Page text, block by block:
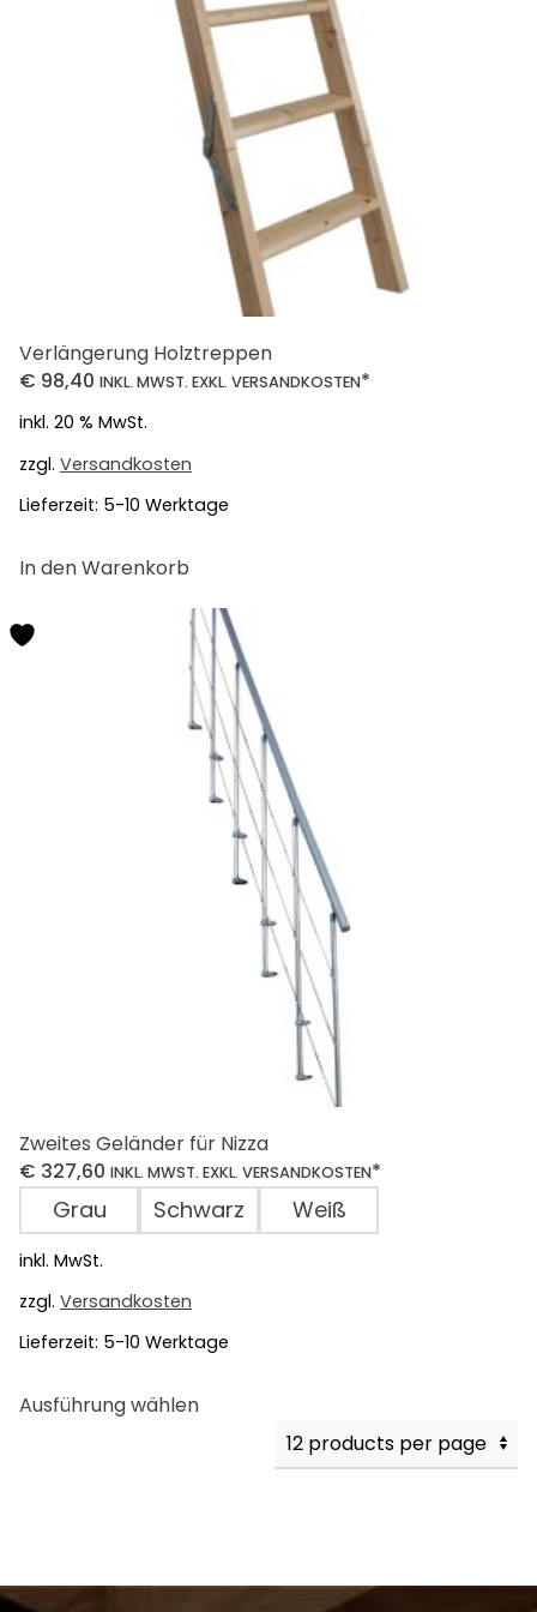
Verlängerung Holztreppen
€ 98,40 INKL. MWST. EXKL. VERSANDKOSTEN*
inkl. 20 % MwSt.
zzgl. Versandkosten
Lieferzeit: 5-10 Werktage
In den Warenkorb
Zweites Geländer für Nizza
€ 327,60 INKL. MWST. EXKL. VERSANDKOSTEN*
Grau Schwarz Weiß
inkl. MwSt.
zzgl. Versandkosten
Lieferzeit: 5-10 Werktage
Ausführung wählenProdukt
mehrere